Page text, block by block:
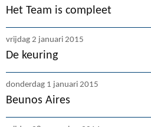
Het Team is compleet
vrijdag 2 januari 2015
De keuring
donderdag 1 januari 2015
Beunos Aires